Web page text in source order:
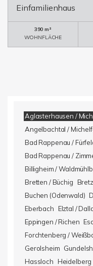
Einfamilienhaus
390 m²
WOHNFLÄCHE
Aglasterhausen /
Angelbachtal /
Bad Rappenau /
Bad Rappenau /
Billigheim /
Bretten / Büchig
Buchen (Odenwald)
Eberbach Elztal /
Eppingen / Richen
Forchtenberg /
Gerolsheim
Hassloch Heidelberg